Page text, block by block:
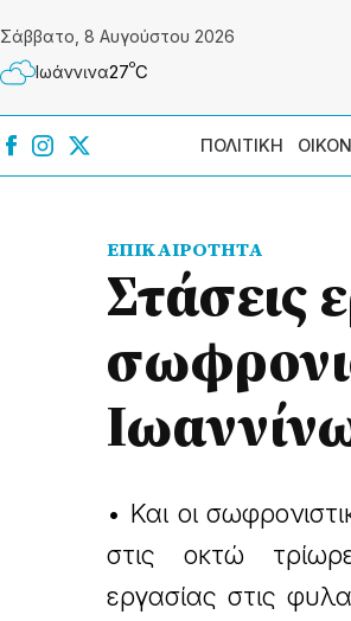
Σάββατο, 8 Αυγούστου 2026
Ιωάννɩνα27ºC
ΠΟΛΙΤΙΚΗ
ΕΠΙΚΑΙΡΟΤΗΤΑ
Στάσεις
• Και οι
στις οκτώ
εργασίας στις